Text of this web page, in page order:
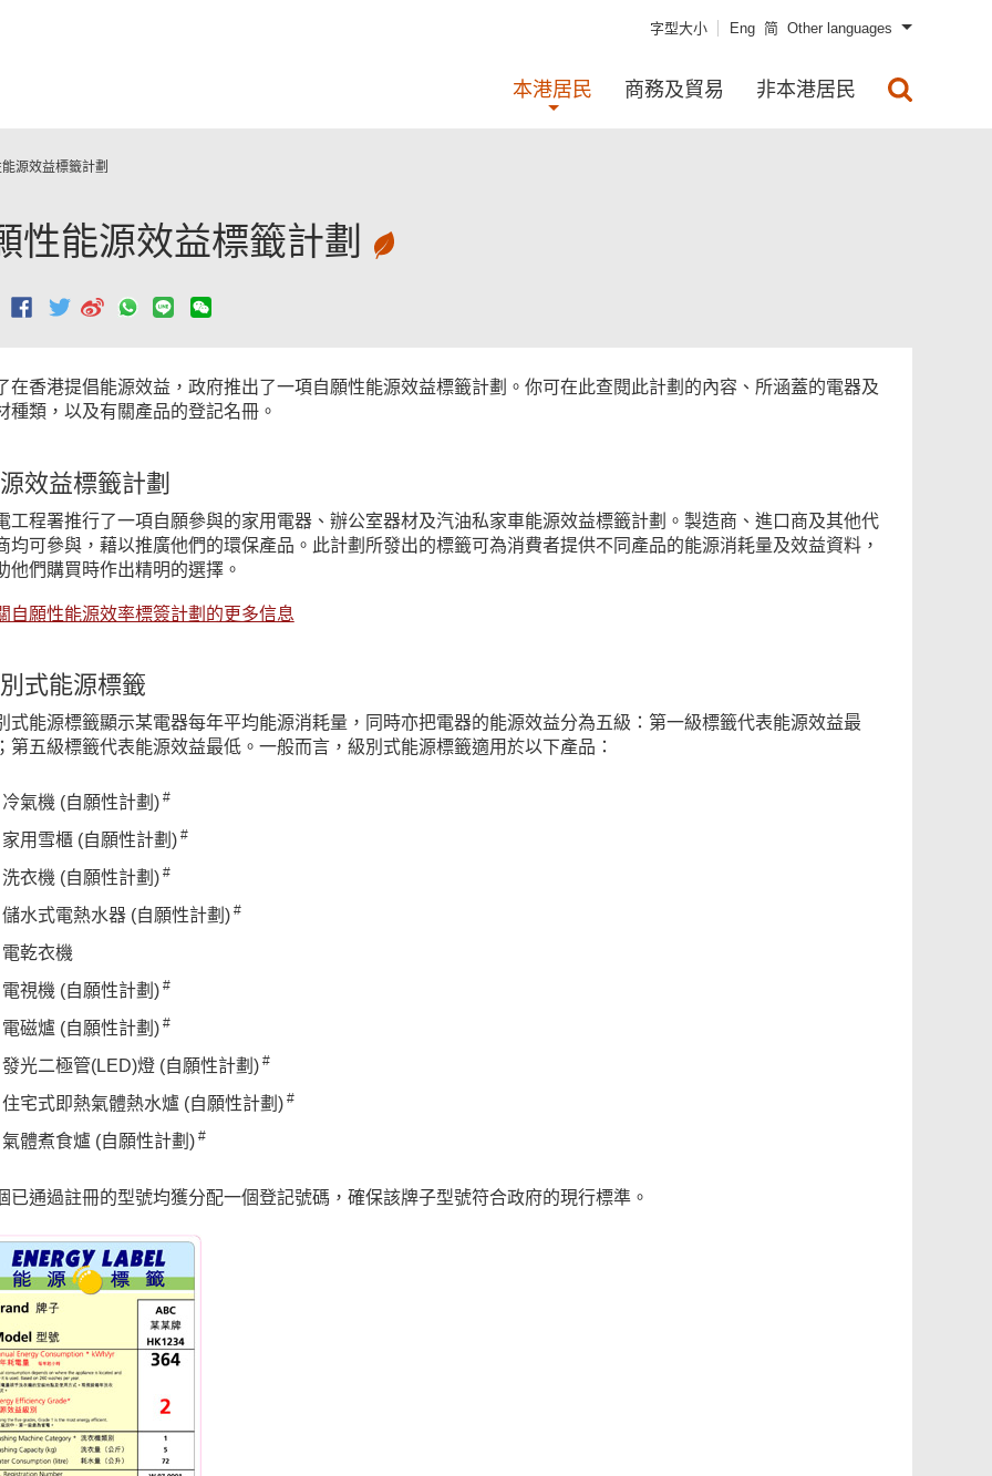
字型大小 Eng 简 Other languages
本港居民 商務及貿易 非本港居民
源效益標籤計劃
性能源效益標籤計劃
在香港提倡能源效益，政府推出了一項自願性能源效益標籤計劃。你可在此查閱此計劃的內容、所涵蓋的電器及
種類，以及有關產品的登記名冊。
效益標籤計劃
工程署推行了一項自願參與的家用電器、辦公室器材及汽油私家車能源效益標籤計劃。製造商、進口商及其他代
均可參與，藉以推廣他們的環保產品。此計劃所發出的標籤可為消費者提供不同產品的能源消耗量及效益資料，
他們購買時作出精明的選擇。
自願性能源效率標簽計劃的更多信息
式能源標籤
式能源標籤顯示某電器每年平均能源消耗量，同時亦把電器的能源效益分為五級：第一級標籤代表能源效益最
第五級標籤代表能源效益最低。一般而言，級別式能源標籤適用於以下產品：
冷氣機 (自願性計劃)#
家用雪櫃 (自願性計劃)#
洗衣機 (自願性計劃)#
儲水式電熱水器 (自願性計劃)#
電乾衣機
電視機 (自願性計劃)#
電磁爐 (自願性計劃)#
發光二極管(LED)燈 (自願性計劃)#
住宅式即熱氣體熱水爐 (自願性計劃)#
氣體煮食爐 (自願性計劃)#
已通過註冊的型號均獲分配一個登記號碼，確保該牌子型號符合政府的現行標準。